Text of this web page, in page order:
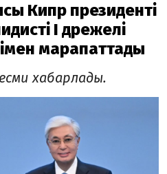
Кипр президенті
І дәрежелі
марапаттады
хабарлады.